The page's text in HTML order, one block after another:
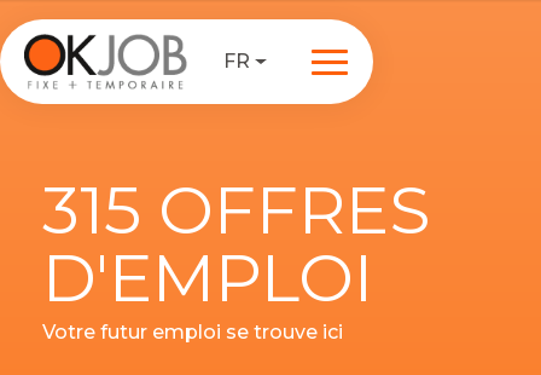
FR
315 OFFRES
D'EMPLOI
Votre futur emploi se trouve ici